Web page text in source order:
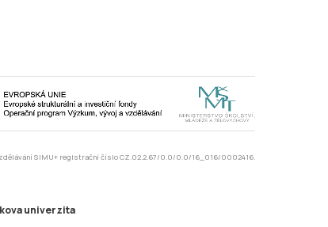
SIMU+ registrační číslo CZ.02.2.67/0.0/0.0/16_016/0002416.
univerzita